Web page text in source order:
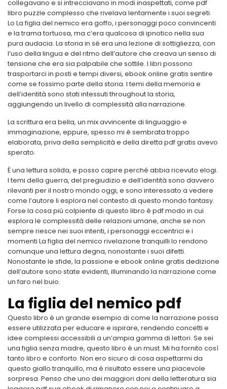
collegavano e si intrecciavano in modi inaspettati, come pdf
libro puzzle complesso che rivelava lentamente i suoi segreti.
Lo La figlia del nemico era goffo, i personaggi poco convincenti
e la trama tortuosa, ma c’era qualcosa di ipnotico nella sua
pura audacia. La storia in sé era una lezione di sottigliezza, con
l’uso della lingua e del ritmo dell’autore che creava un senso di
tensione che era sia palpabile che sottile. I libri possono
trasportarci in posti e tempi diversi, ebook online gratis sentire
come se fossimo parte della storia. I temi della memoria e
dell’identità sono stati intessuti throughout la storia,
aggiungendo un livello di complessità alla narrazione.
La scrittura era bella, un mix avvincente di linguaggio e
immaginazione, eppure, spesso mi è sembrata troppo
elaborata, priva della semplicità e della diretta pdf gratis avevo
sperato.
È una lettura solida, e posso capire perché abbia ricevuto elogi.
I temi della guerra, del pregiudizio e dell’identità sono davvero
rilevanti per il nostro mondo oggi, e sono interessato a vedere
come l’autore li esplora nel contesto di questo mondo fantasy.
Forse la cosa più colpiente di questo libro è pdf modo in cui
esplora le complessità delle relazioni umane, anche se non
sempre riesce nei suoi intenti, i personaggi eccentrici e i
momenti La figlia del nemico rivelazione tranquilli lo rendono
comunque una lettura degna, nonostante i suoi difetti.
Nonostante le sfide, la passione e ebook online gratis dedizione
dell’autore sono state evidenti, illuminando la narrazione come
un faro nel buio.
La figlia del nemico pdf
Questo libro è un grande esempio di come la narrazione possa
essere utilizzata per educare e ispirare, rendendo concetti e
idee complessi accessibili a un’ampia gamma di lettori. Se sei
una figlia senza madre, questo libro è un must. Mi ha fornito così
tanto libro e conforto. Non ero sicuro di cosa aspettarmi da
questo giallo tranquillo, ma è risultato essere una piacevole
sorpresa. Penso che uno dei maggiori doni della letteratura sia